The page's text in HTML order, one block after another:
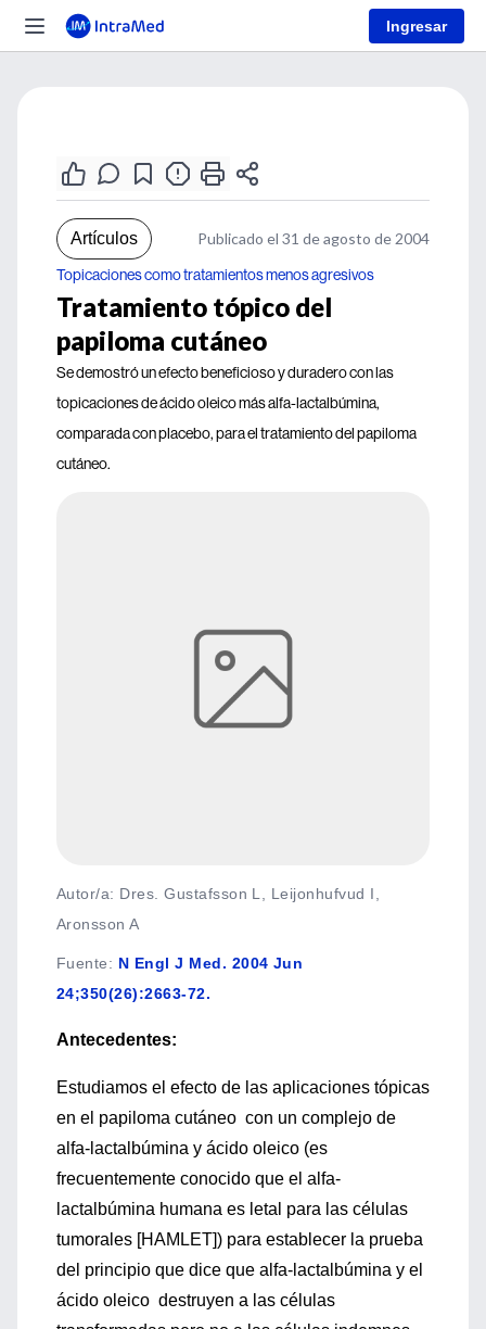
Ingresar
Artículos Publicado el 31 de agosto de 2004
Topicaciones como tratamientos menos agresivos
Tratamiento tópico del
papiloma cutáneo
Se demostró un efecto beneficioso y duradero con las
topicaciones de ácido oleico más alfa-lactalbúmina,
comparada con placebo, para el tratamiento del papiloma
cutáneo.
Autor/a: Dres. Gustafsson L, Leijonhufvud I,
Aronsson A
Fuente: N Engl J Med. 2004 Jun
24;350(26):2663-72.
Antecedentes:
Estudiamos el efecto de las aplicaciones tópicas
en el papiloma cutáneo con un complejo de
alfa-lactalbúmina y ácido oleico (es
frecuentemente conocido que el alfa-
lactalbúmina humana es letal para las células
tumorales [HAMLET]) para establecer la prueba
del principio que dice que alfa-lactalbúmina y el
ácido oleico destruyen a las células